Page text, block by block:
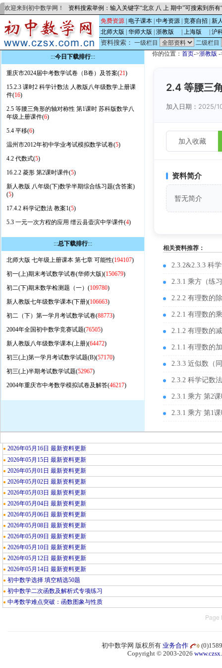
欢迎来到初中数学网！ 资料搜索举例：输入关键字“北京 八 上 期中”可搜索到所
免费资源 电子课本 中考资源 竞赛自招
新
北师大版
华师大版 浙教版 上海版 沪
资料搜索： 一级栏目
二级栏目
:::今日下载排行:::
重庆市2024届中考数学试卷（B卷）及答案(21)
15.2.3 课时2 科学计数法 人教版八年级数学上册课
件(16)
2.5 等腰三角形的轴对称性 第1课时 苏科版数学八
年级上册课件(6)
5.4 平移(6)
温州市2012年初中学业考试模拟数学试卷(5)
4.2 代数式(5)
16.2.2 菱形 第2课时课件(5)
新人教版 八年级(下)数学半期综合练习题(含答案)
(5)
17.4.2 科学记数法 教案1(5)
5.3 一元一次方程的应用 缙云县壶滨中学课件(4)
:::总下载排行:::
北师大版 七年级上册课本 第七章 可能性(194107)
初一(上)期末考试数学试卷(华师大版)(150679)
初二(下)期末数学检测题（一）(109780)
新人教版七年级数学课本(下册)(106663)
初二（下）第一学月考试数学试卷(88773)
2004年全国初中数学竞赛试题(76505)
新人教版八年级数学课本(上册)(64472)
初三(上)第一学月考试数学试题(B)(57170)
初三(上)半期考试数学试题(52967)
2004年重庆市中考数学模拟试卷及解答(46217)
你的位置： 首页->浙教版 -
2.4 等腰三
加入日期： 2025/
加入收藏
资料简介
暂无简介
相关资料推荐：
2.3.2&2.3.3 科
2.3.1 乘方（练
2.2.2 有理数的
2.2.1 有理数的
2.1.2 有理数的
2.1.1 有理数的
2.3.3 近似数（
2.3.2 科学记数
2.3.1 乘方 第2
2.3.1 乘方 第1
● 2026年05月16日 最新资料更新
● 2026年05月15日 最新资料更新
● 2026年05月01日 最新资料更新
● 2026年05月02日 最新资料更新
● 2026年05月03日 最新资料更新
● 2026年05月04日 最新资料更新
● 2026年05月06日 最新资料更新
● 2026年05月08日 最新资料更新
● 2026年05月09日 最新资料更新
● 2026年05月10日 最新资料更新
● 2026年05月12日 最新资料更新
● 2026年05月14日 最新资料更新
● 初中数学选择 填空精选50题
● 初中数学二次函数及解析式专项练习
● 中考数学难点突破：函数图象与性质
Page
初中数学网 版权所有 业务合作
Copyright © 2003-2026